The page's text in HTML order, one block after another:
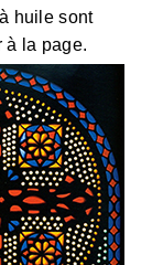
huile sont
à la page.